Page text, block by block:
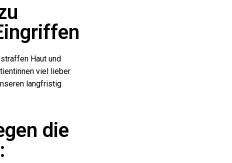
Haut und
viel lieber
langfristig
die